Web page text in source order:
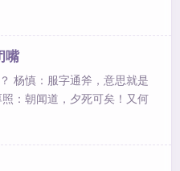
皇陵的煞龙，可解此诅咒。
窍之后必聪慧贤淑，厚福旺
却跟镇陵王有了婚约。 太子
嘴
杨慎：服字通斧，意思就是
：朝闻道，夕死可矣！又何
武器，当敌人发现道的时